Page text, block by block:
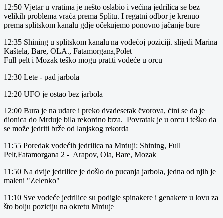
12:50 Vjetar u vratima je nešto oslabio i većina jedrilica se bez
velikih problema vraća prema Splitu. I regatni odbor je krenuo
prema splitskom kanalu gdje očekujemo ponovno jačanje bure
12:35 Shining u splitskom kanalu na vodećoj poziciji. slijedi Marina
Kaštela, Bare, OLA., Fatamorgana,Polet
Full pelt i Mozak teško mogu pratiti vodeće u orcu
12:30 Lete - pad jarbola
12:20 UFO je ostao bez jarbola
12:00 Bura je na udare i preko dvadesetak čvorova, ćini se da je
dionica do Mrduje bila rekordno brza. Povratak je u orcu i teško da
se može jedriti brže od lanjskog rekorda
11:55 Poredak vodećih jedrilica na Mrduji: Shining, Full
Pelt,Fatamorgana 2 - Arapov, Ola, Bare, Mozak
11:50 Na dvije jedrilice je došlo do pucanja jarbola, jedna od njih je
maleni "Zelenko"
11:10 Sve vodeće jedrilice su podigle spinakere i genakere u lovu za
što bolju poziciju na okretu Mrduje